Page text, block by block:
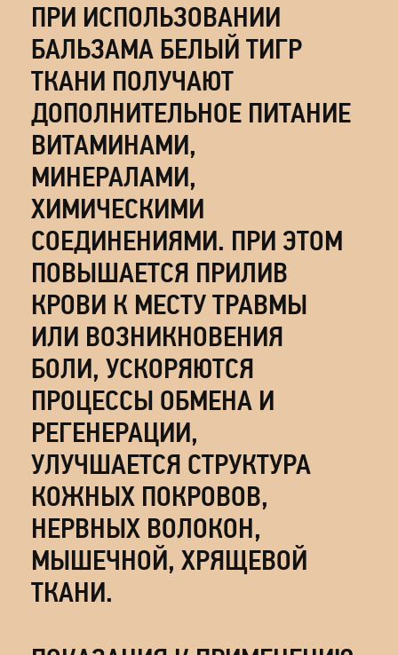
ПРИ ИСПОЛЬЗОВАНИИ
БАЛЬЗАМА БЕЛЫЙ ТИГР
ТКАНИ ПОЛУЧАЮТ
ДОПОЛНИТЕЛЬНОЕ ПИТАНИЕ
ВИТАМИНАМИ,
МИНЕРАЛАМИ,
ХИМИЧЕСКИМИ
СОЕДИНЕНИЯМИ. ПРИ ЭТОМ
ПОВЫШАЕТСЯ ПРИЛИВ
КРОВИ К МЕСТУ ТРАВМЫ
ИЛИ ВОЗНИКНОВЕНИЯ
БОЛИ, УСКОРЯЮТСЯ
ПРОЦЕССЫ ОБМЕНА И
РЕГЕНЕРАЦИИ,
УЛУЧШАЕТСЯ СТРУКТУРА
КОЖНЫХ ПОКРОВОВ,
НЕРВНЫХ ВОЛОКОН,
МЫШЕЧНОЙ, ХРЯЩЕВОЙ
ТКАНИ.